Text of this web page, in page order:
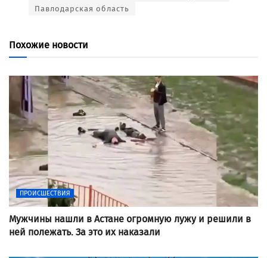
Павлодарская область
Похожие новости
ПРОИСШЕСТВИЯ
Мужчины нашли в Астане огромную лужу и решили в
ней полежать. За это их наказали